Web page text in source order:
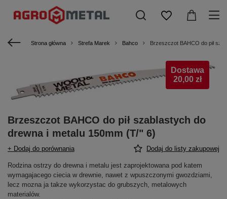
Strona główna Strefa Marek Bahco Brzeszczot BAHCO do pił
Dostawa
20,00 zł
Brzeszczot BAHCO do pił szablastych do
drewna i metalu 150mm (T/" 6)
+ Dodaj do porównania Dodaj do listy zakupowej
Rodzina ostrzy do drewna i metalu jest zaprojektowana pod katem
wymagajacego ciecia w drewnie, nawet z wpuszczonymi gwozdziami,
lecz mozna ja takze wykorzystac do grubszych, metalowych
materialów.